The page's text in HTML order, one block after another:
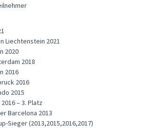
Liechtenstein 2021
2020
2018
2016
2016
2015
– 3. Platz
Barcelona 2013
Sieger (2013,2015,2016,2017)